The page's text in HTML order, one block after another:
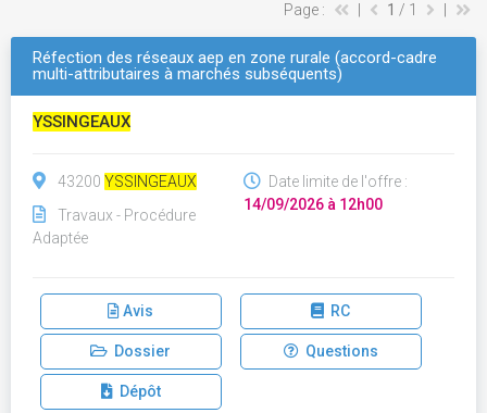
Page : 1 / 1
Réfection des réseaux aep en zone rurale (accord-cadre
multi-attributaires à marchés subséquents)
YSSINGEAUX
43200 YSSINGEAUX
Travaux - Procédure
Adaptée
Date limite de l'offre :
14/09/2026 à 12h00
Avis RC
Dossier Questions
Dépôt